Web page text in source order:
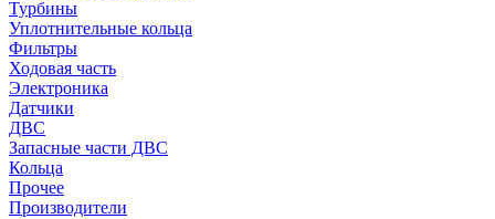
Турбины
Уплотнительные кольца
Фильтры
Ходовая часть
Электроника
Датчики
ДВС
Запасные части ДВС
Кольца
Прочее
Производители